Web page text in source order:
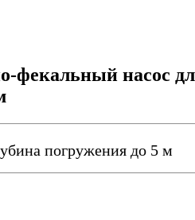
фекальный насос
погружения до 5 м